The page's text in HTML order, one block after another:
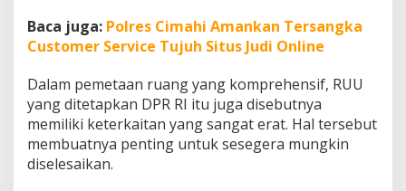
a
s
n
a
h
Baca juga: Polres Cimahi Amankan Tersangka
Customer Service Tujuh Situs Judi Online
Dalam pemetaan ruang yang komprehensif, RUU
yang ditetapkan DPR RI itu juga disebutnya
memiliki keterkaitan yang sangat erat. Hal tersebut
membuatnya penting untuk sesegera mungkin
diselesaikan.